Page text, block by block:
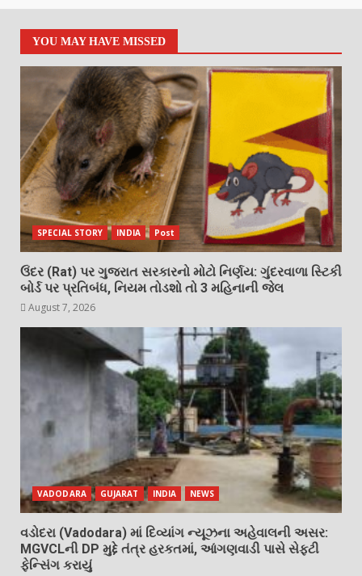
YOU MAY HAVE MISSED
SPECIAL STORY INDIA Post
ઉંદર (Rat) પર ગુજરાત સરકારનો મોટો નિર્ણય: ગુંદરવાળા સ્ટિકી
બોર્ડ પર પ્રતિબંધ, નિયમ તોડશો તો 3 મહિનાની જેલ
August 7, 2026
VADODARA GUJARAT INDIA NEWS
વડોદરા (Vadodara) માં દિવ્યાંગ ન્યૂઝના અહેવાલની અસર:
MGVCLની DP મુદ્દે તંત્ર હરકતમાં, આંગણવાડી પાસે સેફ્ટી
ફેન્સિંગ કરાયું